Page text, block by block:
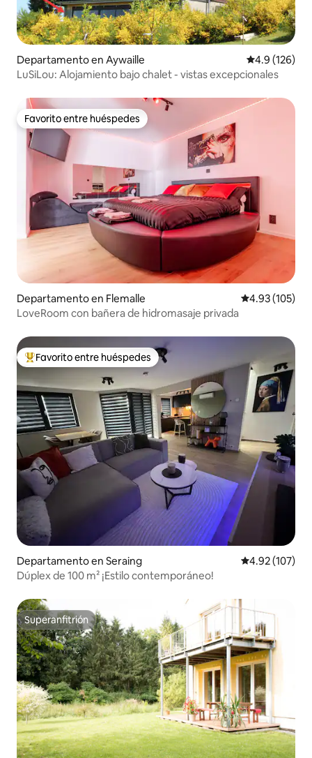
Departamento en Aywaille Calificación
4.9 (126)
LuSiLou: Alojamiento bajo chalet - vistas excepcionales
Favorito entre huéspedes
Favorito entre huéspedes
Departamento en Flemalle Calificación
4.93 (105)
LoveRoom con bañera de hidromasaje privada
De los mejores en Favorito entre huéspedes
Favorito entre huéspedes
Departamento en Seraing Calificación
4.92 (107)
Dúplex de 100 m² ¡Estilo contemporáneo!
Superanfitrión
Superanfitrión